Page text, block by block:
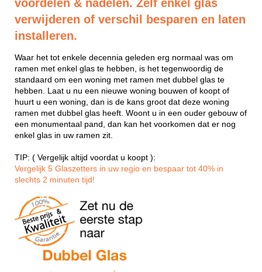
voordelen & nadelen. Zelf enkel glas
verwijderen of verschil besparen en laten
installeren.
Waar het tot enkele decennia geleden erg normaal was om
ramen met enkel glas te hebben, is het tegenwoordig de
standaard om een woning met ramen met dubbel glas te
hebben. Laat u nu een nieuwe woning bouwen of koopt of
huurt u een woning, dan is de kans groot dat deze woning
ramen met dubbel glas heeft. Woont u in een ouder gebouw of
een monumentaal pand, dan kan het voorkomen dat er nog
enkel glas in uw ramen zit.
TIP: ( Vergelijk altijd voordat u koopt ):
Vergelijk 5 Glaszetters in uw regio en bespaar tot 40% in
slechts 2 minuten tijd!